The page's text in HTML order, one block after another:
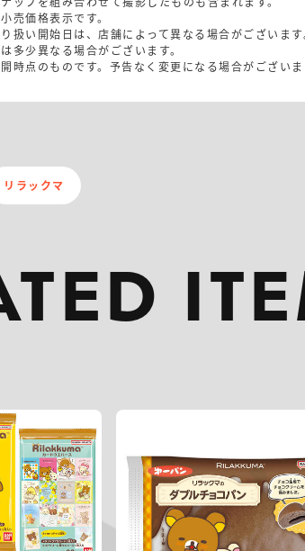
売価格表示です。
扱い開始日は、店舗によって異なる場合がございます
多少異なる場合がございます。
時点のものです。予告なく変更になる場合がございま
リラックマ